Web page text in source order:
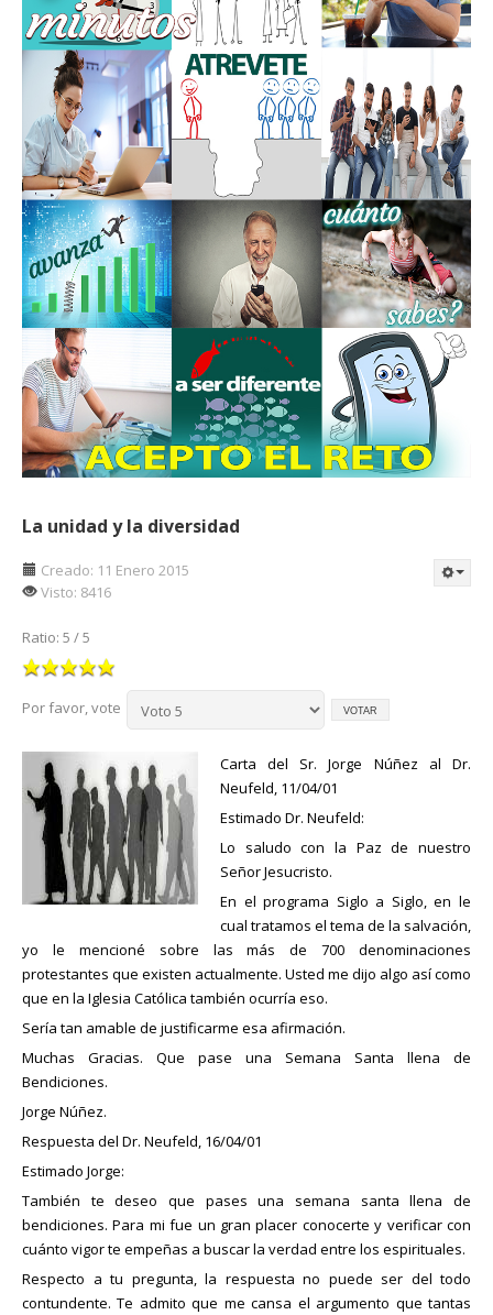
La unidad y la diversidad
Creado: 11 Enero 2015
Visto: 8416
Ratio: 5 /5
Por favor, vote
Carta del Sr. Jorge Núñez al Dr.
Neufeld, 11/04/01
Estimado Dr. Neufeld:
Lo saludo con la Paz de nuestro
Señor Jesucristo.
En el programa Siglo a Siglo, en le
cual tratamos el tema de la salvación,
yo le mencioné sobre las más de 700 denominaciones
protestantes que existen actualmente. Usted me dijo algo así como
que en la Iglesia Católica también ocurría eso.
Sería tan amable de justificarme esa afirmación.
Muchas Gracias. Que pase una Semana Santa llena de
Bendiciones.
Jorge Núñez.
Respuesta del Dr. Neufeld, 16/04/01
Estimado Jorge:
También te deseo que pases una semana santa llena de
bendiciones. Para mi fue un gran placer conocerte y verificar con
cuánto vigor te empeñas a buscar la verdad entre los espirituales.
Respecto a tu pregunta, la respuesta no puede ser del todo
contundente. Te admito que me cansa el argumento que tantas